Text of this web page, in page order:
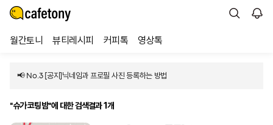
월간토니 뷰티레시피 커피톡 영상톡
📢 No.3 [공지]닉네임과 프로필 사진 등록하는 방법
"슈가코팅밤"에 대한 검색결과 1개